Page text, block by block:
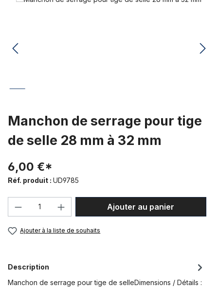
Manchon de serrage pour tige
de selle 28 mm à 32 mm
6,00 €*
Réf. produit : UD9785
Quantité de produit : Entrez la
Ajouter au panier
Ajouter à la liste de souhaits
Description
Manchon de serrage pour tige de selleDimensions / Détails :